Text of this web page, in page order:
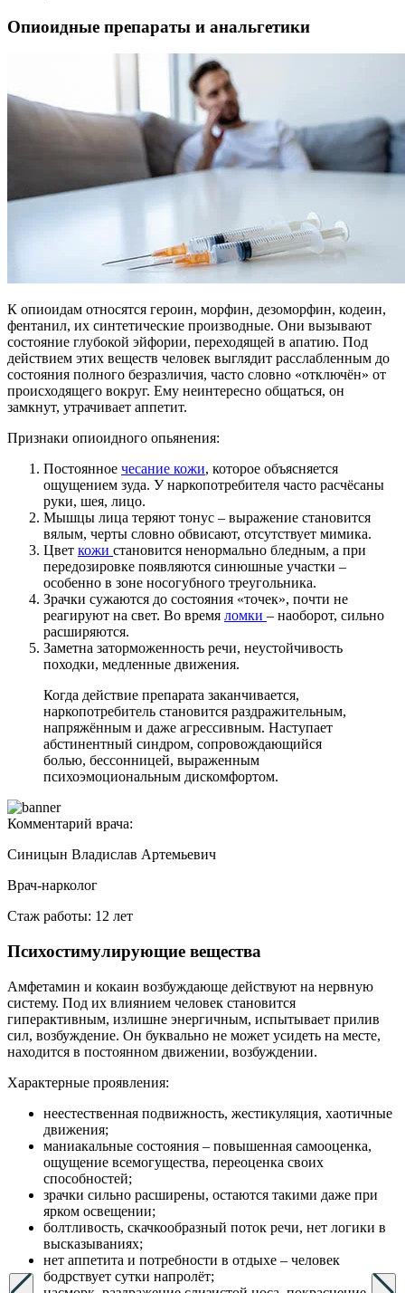
Опиоидные препараты и анальгетики
К опиоидам относятся героин, морфин, дезоморфин, кодеин,
фентанил, их синтетические производные. Они вызывают
состояние глубокой эйфории, переходящей в апатию. Под
действием этих веществ человек выглядит расслабленным до
состояния полного безразличия, часто словно «отключён» от
происходящего вокруг. Ему неинтересно общаться, он
замкнут, утрачивает аппетит.
Признаки опиоидного опьянения:
Постоянное чесание кожи, которое объясняется
ощущением зуда. У наркопотребителя часто расчёсаны
руки, шея, лицо.
Мышцы лица теряют тонус – выражение становится
вялым, черты словно обвисают, отсутствует мимика.
Цвет кожи становится ненормально бледным, а при
передозировке появляются синюшные участки –
особенно в зоне носогубного треугольника.
Зрачки сужаются до состояния «точек», почти не
реагируют на свет. Во время ломки – наоборот, сильно
расширяются.
Заметна заторможенность речи, неустойчивость
походки, медленные движения.
Когда действие препарата заканчивается,
наркопотребитель становится раздражительным,
напряжённым и даже агрессивным. Наступает
абстинентный синдром, сопровождающийся
болью, бессонницей, выраженным
психоэмоциональным дискомфортом.
Комментарий врача:
Синицын Владислав Артемьевич
Врач-нарколог
Стаж работы: 12 лет
Психостимулирующие вещества
Амфетамин и кокаин возбуждающе действуют на нервную
систему. Под их влиянием человек становится
гиперактивным, излишне энергичным, испытывает прилив
сил, возбуждение. Он буквально не может усидеть на месте,
находится в постоянном движении, возбуждении.
Характерные проявления:
неестественная подвижность, жестикуляция, хаотичные
движения;
маниакальные состояния – повышенная самооценка,
ощущение всемогущества, переоценка своих
способностей;
зрачки сильно расширены, остаются такими даже при
ярком освещении;
болтливость, скачкообразный поток речи, нет логики в
высказываниях;
нет аппетита и потребности в отдыхе – человек
бодрствует сутки напролёт;